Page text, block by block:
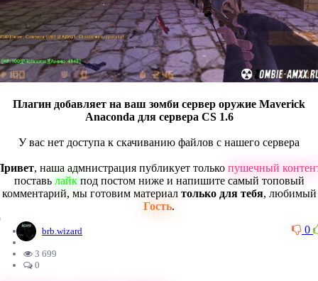
Плагин добавляет на ваш зомби сервер оружие Maverick
Anaconda для сервера CS 1.6
У вас нет доступа к скачиванию файлов с нашего сервера
, наша адмнистрация публикует только пушечный
поставь лайкпод постом ниже и напишите самый топовый
комментарий, мы готовим материал только для тебя, любимый
Гость.
0
brb.wizard
3 699
0